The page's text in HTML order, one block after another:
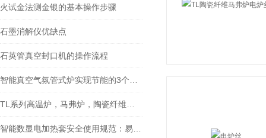
火试金法测金银的基本操作步骤
石墨消解仪优缺点
石英管真空封口机的操作流程